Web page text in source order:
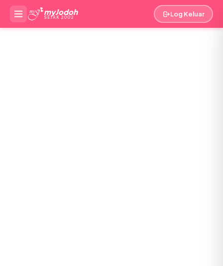
myJodoh
SEJAK 2002 Log Keluar